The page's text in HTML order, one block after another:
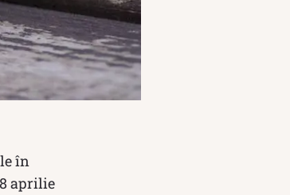
în
aprilie